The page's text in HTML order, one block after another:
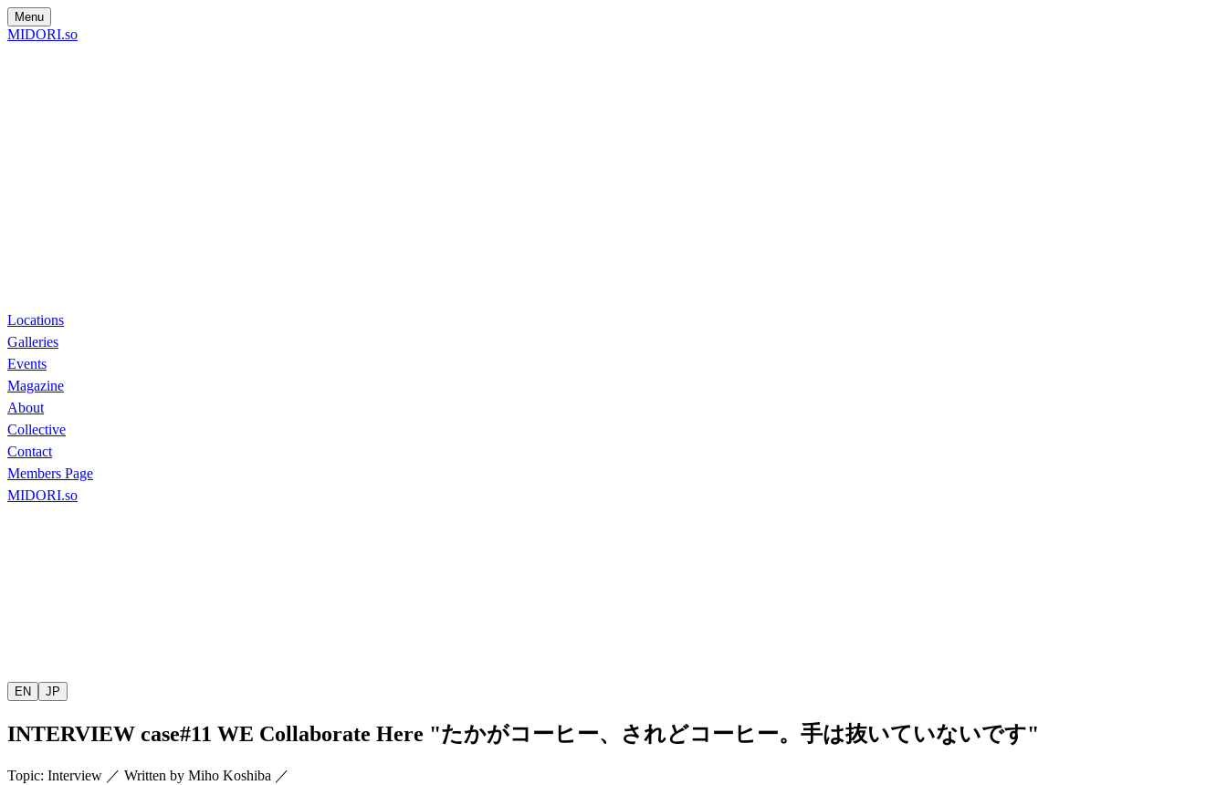
Menu
MIDORI.so
Locations
Galleries
Events
Magazine
About
Collective
Contact
Members Page
MIDORI.so
EN JP
INTERVIEW case#11 WE Collaborate Here "たかがコーヒー、されどコーヒー。手は抜いていないです"
Topic: Interview ／ Written by Miho Koshiba ／